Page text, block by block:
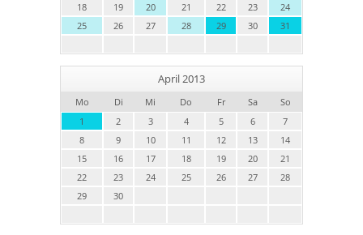
18
19 20 21 22 23
24
25
26 27 28 29 30 31
April 2013
Mo Di Mi Do Fr Sa
So
1
2 3 4 5 6
7
8
9 10 11 12 13
14
15
16 17 18 19 20
21
22
23 24 25 26 27
28
29
30